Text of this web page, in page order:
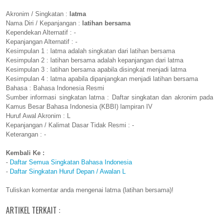
Akronim / Singkatan : latma
Nama Diri / Kepanjangan : latihan bersama
Kependekan Alternatif : -
Kepanjangan Alternatif : -
Kesimpulan 1 : latma adalah singkatan dari latihan bersama
Kesimpulan 2 : latihan bersama adalah kepanjangan dari latma
Kesimpulan 3 : latihan bersama apabila disingkat menjadi latma
Kesimpulan 4 : latma apabila dipanjangkan menjadi latihan bersama
Bahasa : Bahasa Indonesia Resmi
Sumber informasi singkatan latma : Daftar singkatan dan akronim pada
Kamus Besar Bahasa Indonesia (KBBI) lampiran IV
Huruf Awal Akronim : L
Kepanjangan / Kalimat Dasar Tidak Resmi : -
Keterangan : -
Kembali Ke :
- Daftar Semua Singkatan Bahasa Indonesia
- Daftar Singkatan Huruf Depan / Awalan L
Tuliskan komentar anda mengenai latma (latihan bersama)!
ARTIKEL TERKAIT :